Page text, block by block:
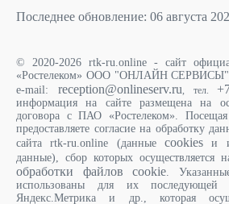
Последнее обновление: 06 августа
© 2020-2026 rtk-ru.online - сайт
«Ростелеком» ООО "ОНЛАЙН СЕРВИСЫ"
e-mail: reception@onlineserv.ru, тел.
информация на сайте размещена на
договора с ПАО «Ростелеком».
предоставляете согласие на обработку
сайта rtk-ru.online (данные cookies и
данные), сбор которых осуществляется
обработки файлов cookie.
использованы для их последующей
Яндекс.Метрика и др., которая